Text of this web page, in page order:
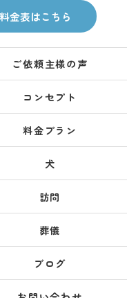
料金表はこちら
ご依頼主様の声
コンセプト
料金プラン
犬
訪問
葬儀
ブログ